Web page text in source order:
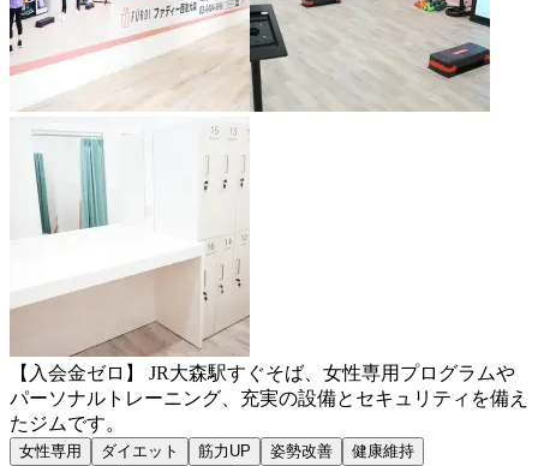
【入会金ゼロ】 JR大森駅すぐそば、女性専用プログラムや
パーソナルトレーニング、充実の設備とセキュリティを備え
たジムです。
女性専用 ダイエット 筋力UP 姿勢改善
健康維持